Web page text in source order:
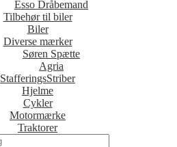
Esso Dråbemand
Tilbehør til biler
Biler
Diverse mærker
Søren Spætte
Agria
StafferingsStriber
Hjelme
Cykler
Motormærke
Traktorer